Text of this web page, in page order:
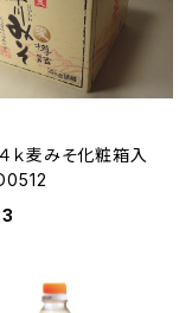
ｋ麦みそ化粧箱入